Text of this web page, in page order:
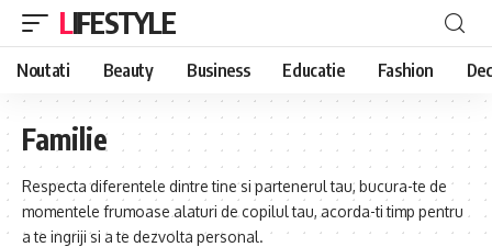
LIFESTYLE
Noutati Beauty Business Educatie Fashion
Familie
Respecta diferentele dintre tine si partenerul tau, bucura-te de
momentele frumoase alaturi de copilul tau, acorda-ti timp pentru
a te ingriji si a te dezvolta personal.